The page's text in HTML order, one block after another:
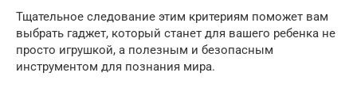
Тщательное следование этим критериям поможет вам
выбрать гаджет, который станет для вашего ребенка не
просто игрушкой, а полезным и безопасным
инструментом для познания мира.